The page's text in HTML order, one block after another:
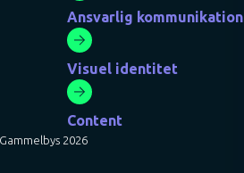
Ansvarlig kommunikation
Visuel identitet
Content
2026